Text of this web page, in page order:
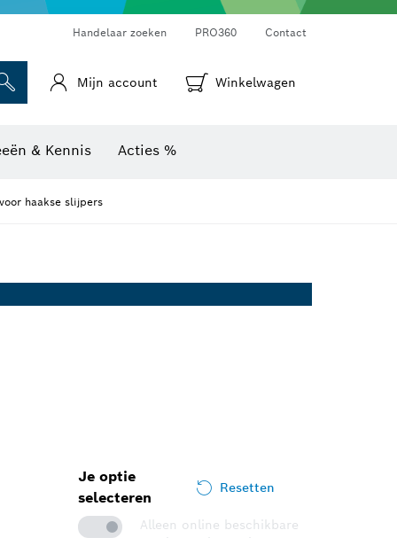
Handelaar zoeken PRO360 Contact
Mijn account Winkelwagen
& Kennis Acties %
haakse slijpers
Je optie
selecteren
Resetten
Alleen online beschikbare